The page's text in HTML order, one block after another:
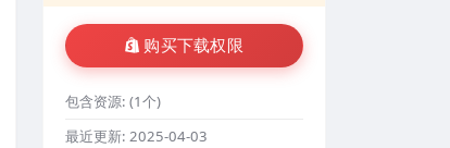
购买下载权限
包含资源: (1个)
最近更新: 2025-04-03